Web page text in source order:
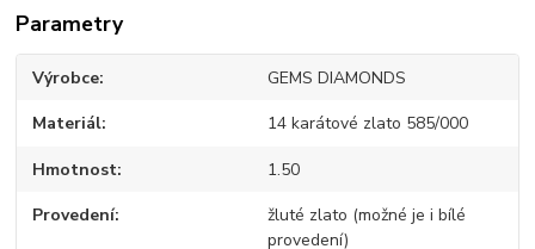
Parametry
Výrobce GEMS DIAMONDS
Materiál 14 karátové zlato 585/000
Hmotnost 1.50
Provedení
žluté zlato (možné je i bílé
provedení)